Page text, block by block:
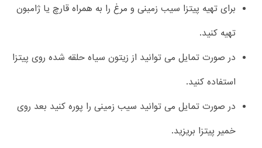
برای تهیه پیتزا سیب زمینی و مرغ را به همراه قارچ یا ژامبون
تهیه کنید.
در صورت تمایل می توانید از زیتون سیاه حلقه شده روی پیتزا
استفاده کنید.
در صورت تمایل می توانید سیب زمینی را پوره کنید بعد روی
خمیر پیتزا بریزید.